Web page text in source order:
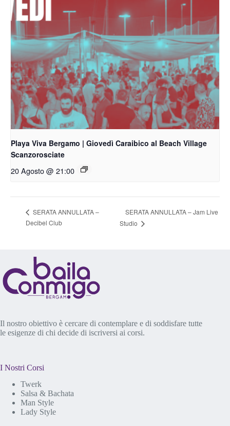
Playa Viva Bergamo | Giovedì Caraibico al Beach Village
Scanzorosciate
20 Agosto @ 21:00
SERATA ANNULLATA –
Decibel Club
SERATA ANNULLATA – Jam Live
Studio
Il nostro obiettivo è cercare di contemplare e di soddisfare tutte
le esigenze di chi decide di iscriversi ai corsi.
I Nostri Corsi
Twerk
Salsa & Bachata
Man Style
Lady Style